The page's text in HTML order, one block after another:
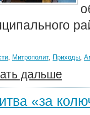
, Митрополит, Приходы,
дальше
«за